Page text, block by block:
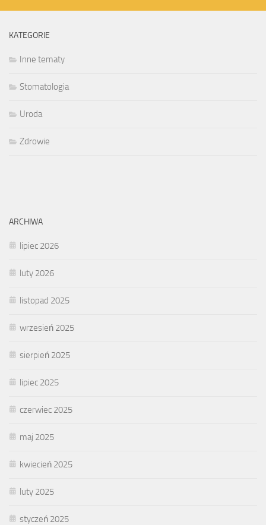
KATEGORIE
Inne tematy
Stomatologia
Uroda
Zdrowie
ARCHIWA
lipiec 2026
luty 2026
listopad 2025
wrzesień 2025
sierpień 2025
lipiec 2025
czerwiec 2025
maj 2025
kwiecień 2025
luty 2025
styczeń 2025